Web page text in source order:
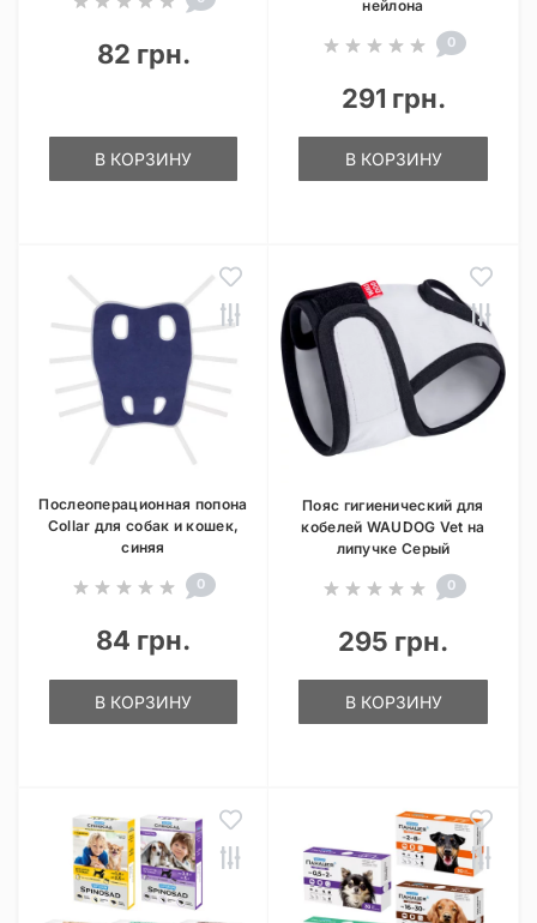
82 грн.
В КОРЗИНУ
нейлона
0
291 грн.
В КОРЗИНУ
Послеоперационная попона
Collar для собак и кошек,
синяя
0
84 грн.
В КОРЗИНУ
Пояс гигиенический для
кобелей WAUDOG Vet на
липучке Серый
0
295 грн.
В КОРЗИНУ